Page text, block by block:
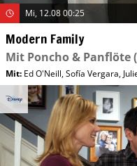
Mi, 12.08 00:25
Modern Family
Mit Poncho & Panflöte
Mit: Ed O'Neill,Sofía Vergara,